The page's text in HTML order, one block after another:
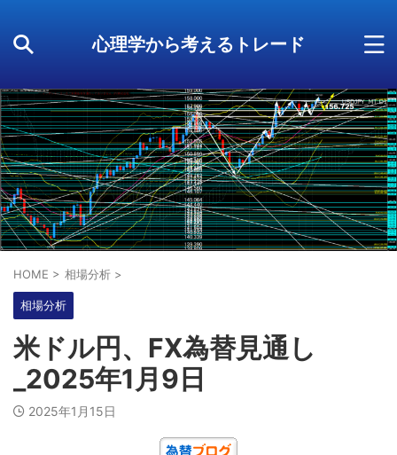
心理学から考えるトレード
HOME > 相場分析 >
相場分析
米ドル円、FX為替見通し
_2025年1月9日
2025年1月15日